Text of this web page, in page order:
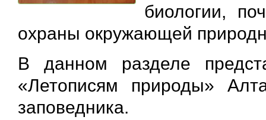
биологии,
охраны окружающей
В данном разделе
«Летописям природы»
заповедника.